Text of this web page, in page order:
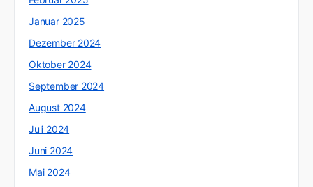
Januar 2025
Dezember 2024
Oktober 2024
September 2024
August 2024
Juli 2024
Juni 2024
Mai 2024